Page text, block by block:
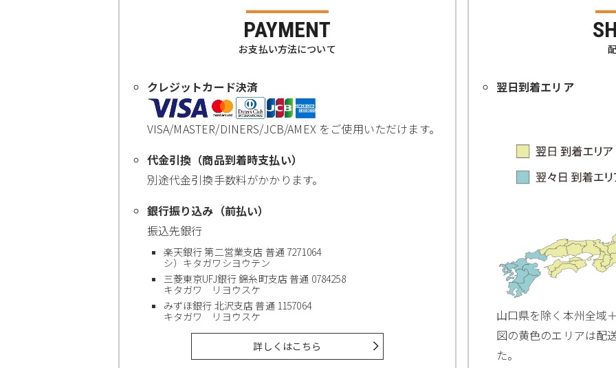
PAYMENT
お支払い方法について
クレジットカード決済
VISA/MASTER/DINERS/JCB/AMEX をご使用いただけます。
代金引換（商品到着時支払い）
別途代金引換手数料がかかります。
銀行振り込み（前払い）
振込先銀行
楽天銀行 第二営業支店 普通 7271064
シ）キタガワシヨウテン
三菱東京UFJ銀行 錦糸町支店 普通 0784258
キタガワ リヨウスケ
みずほ銀行 北沢支店 普通 1157064
キタガワ リヨウスケ
詳しくはこちら
翌日到着エリア
山口県を除く本州全域
図の黄色のエリアは配
た。